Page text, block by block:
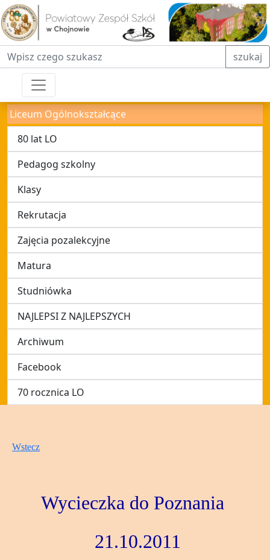
Fraza do wyszukiwania szukaj
Liceum Ogólnokształcące
80 lat LO
Pedagog szkolny
Klasy
Rekrutacja
Zajęcia pozalekcyjne
Matura
Studniówka
NAJLEPSI Z NAJLEPSZYCH
Archiwum
Facebook
70 rocznica LO
Wstecz
Wycieczka do Poznania
21.10.2011